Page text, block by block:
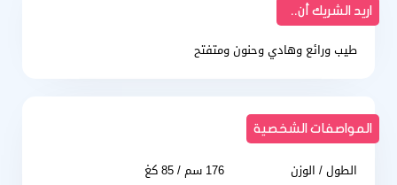
اريد الشريك أن..
طيب ورائع وهادي وحنون ومتفتح
المواصفات الشخصية
الطول / الوزن
176 سم / 85 كغ